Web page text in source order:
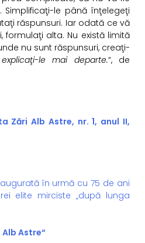
le până înţelegeţi
răspunsuri. Iar odată ce vă
formulaţi alta. Nu există limită
nu sunt răspunsuri, creaţi-
explicaţi-le mai departe.“, de
Zări Alb Astre, nr. 1, anul II,
în urmă cu 75 de ani
elite mirciste „după lunga
Astre“